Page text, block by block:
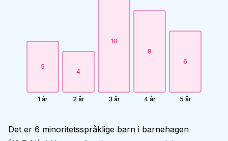
5
1 år
4
2 år
10
3 år
8
4 år
6
5 år
Det er 6 minoritetsspråklige barn i barnehagen